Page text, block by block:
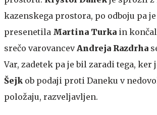
kazenskega prostora, po odboju pa je
presenetila Martina Turka in
srečo varovancev Andreja Razdrha
Var, zadetek pa je bil zaradi tega, ker
Šejk ob podaji proti Daneku v
položaju, razveljavljen.